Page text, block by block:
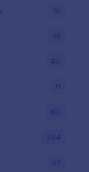
16
16
40
11
60
254
57